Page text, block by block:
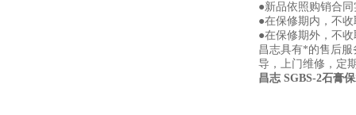
●新品依照购销合
●在保修期内，不
●在保修期外，不
昌志具有*的售后
导，上门维修，定
昌志 SGBS-2石膏